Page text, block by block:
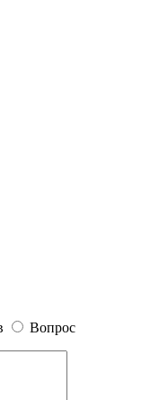
Вопрос